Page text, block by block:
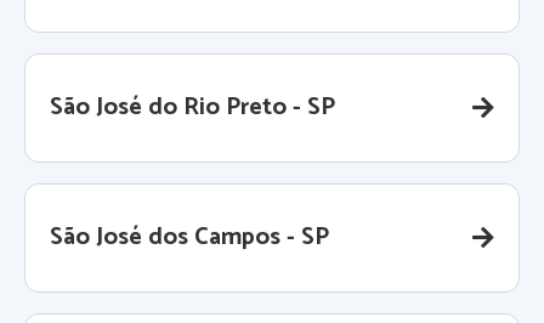
São José do Rio Preto - SP
São José dos Campos - SP